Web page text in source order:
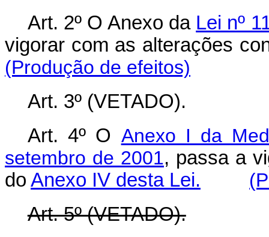
Art. 2º O Anexo da Lei nº
vigorar com as alterações
(Produção de efeitos)
Art. 3º (VETADO).
Art. 4º O Anexo I da
setembro de 2001, passa a
do Anexo IV desta Lei.
Art. 5º (VETADO).